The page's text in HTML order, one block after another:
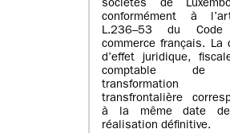
sociétés de
conformément à
L.236–53 du
commerce français. La
d’effet juridique,
comptable
transformation
transfrontalière
à la même date
réalisation définitive.